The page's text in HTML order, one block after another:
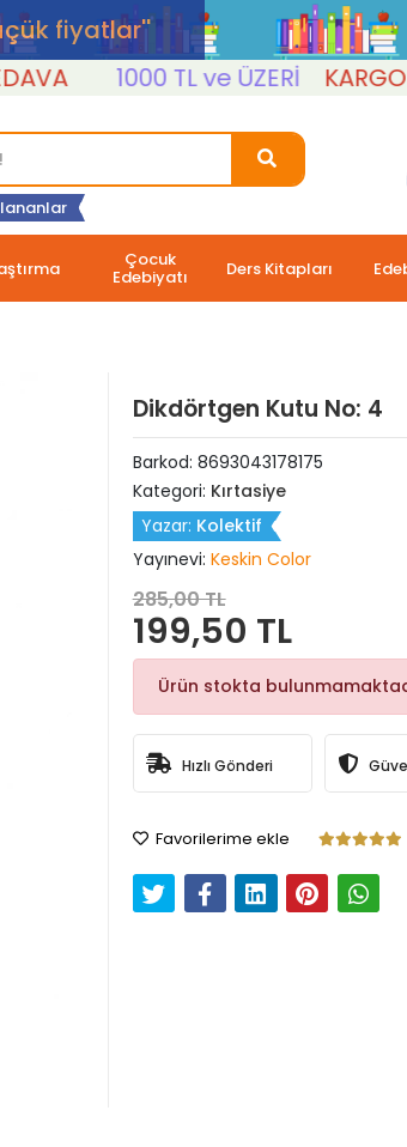
fiyatlar''
1000 TL ve ÜZERİ KARGO
Çocuk
Edebiyatı Ders Kitapları
Dikdörtgen Kutu No: 4
Barkod: 8693043178175
Kategori: Kırtasiye
Yazar: Kolektif
Yayınevi: Keskin Color
285,00 TL
199,50 TL
Ürün stokta
Hızlı Gönderi
Favorilerime ekle